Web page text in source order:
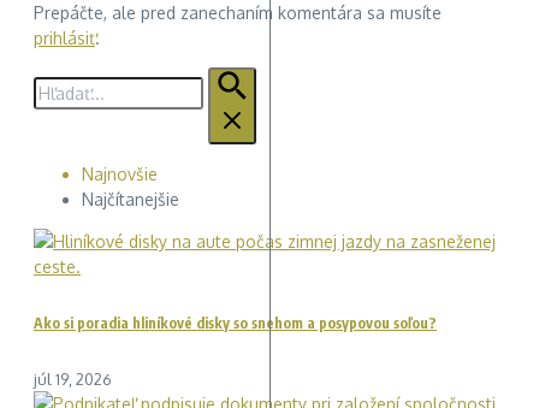
Prepáčte, ale pred zanechaním komentára sa musíte
prihlásiť.
Hľadať:
Najnovšie
Najčítanejšie
Ako si poradia hliníkové disky so snehom a posypovou soľou?
júl 19, 2026